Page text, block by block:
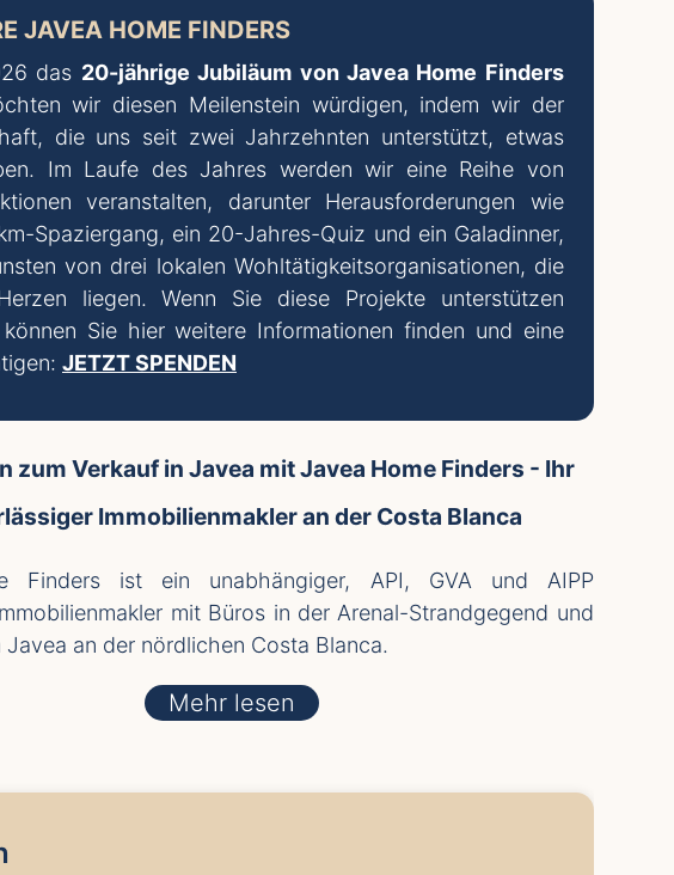
JAVEA HOME FINDERS
das 20-jährige Jubiläum von Javea Home Finders
wir diesen Meilenstein würdigen, indem wir der
die uns seit zwei Jahrzehnten unterstützt, etwas
Im Laufe des Jahres werden wir eine Reihe von
veranstalten, darunter Herausforderungen wie
Spaziergang, ein 20-Jahres-Quiz und ein Galadinner,
von drei lokalen Wohltätigkeitsorganisationen, die
liegen. Wenn Sie diese Projekte unterstützen
Sie hier weitere Informationen finden und eine
JETZT SPENDEN
zum Verkauf in Javea mit Javea Home Finders - Ihr
Immobilienmakler an der Costa Blanca
Finders ist ein unabhängiger, API, GVA und AIPP
mit Büros in der Arenal-Strandgegend und
Javea an der nördlichen Costa Blanca.
Mehr lesen